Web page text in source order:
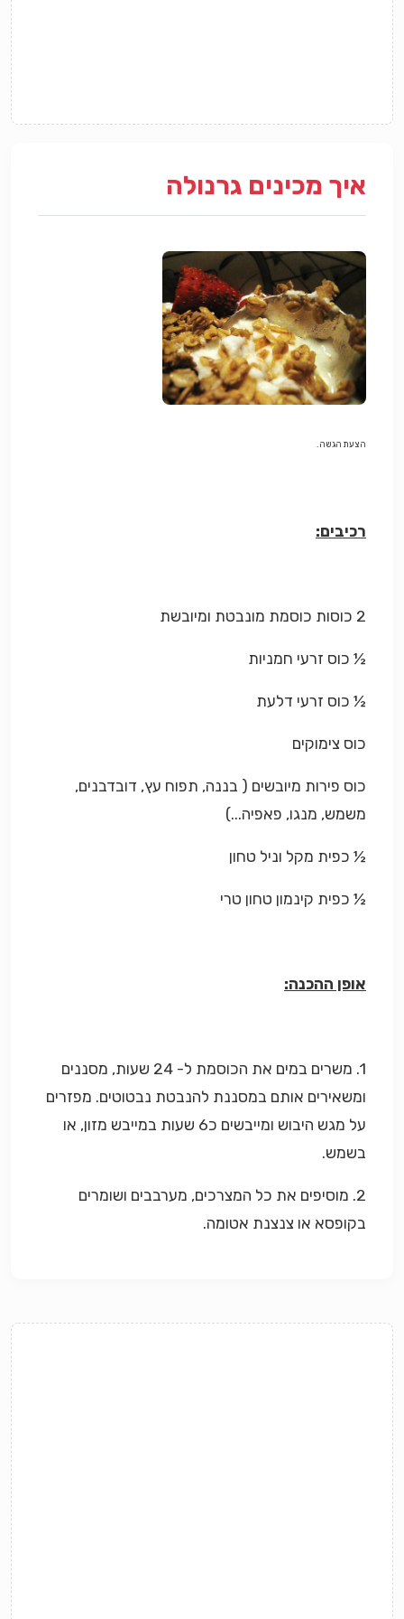
איך מכינים גרנולה
הצעת הגשה.
רכיבים:
2 כוסות כוסמת מונבטת ומיובשת
½ כוס זרעי חמניות
½ כוס זרעי דלעת
כוס צימוקים
כוס פירות מיובשים ( בננה, תפוח עץ, דובדבנים,
משמש, מנגו, פאפיה...)
½ כפית מקל וניל טחון
½ כפית קינמון טחון טרי
אופן ההכנה:
1. משרים במים את הכוסמת ל- 24 שעות, מסננים
ומשאירים אותם במסננת להנבטת נבטוטים. מפזרים
על מגש היבוש ומייבשים כ6 שעות במייבש מזון, או
בשמש.
2. מוסיפים את כל המצרכים, מערבבים ושומרים
בקופסא או צנצנת אטומה.